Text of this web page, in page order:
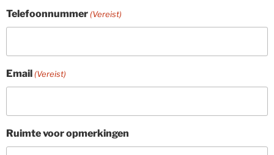
Telefoonnummer (Vereist)
Email (Vereist)
Ruimte voor opmerkingen